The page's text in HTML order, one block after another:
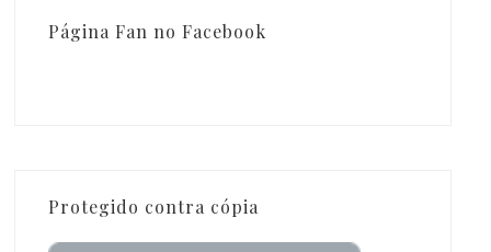
Página Fan no Facebook
Protegido contra cópia